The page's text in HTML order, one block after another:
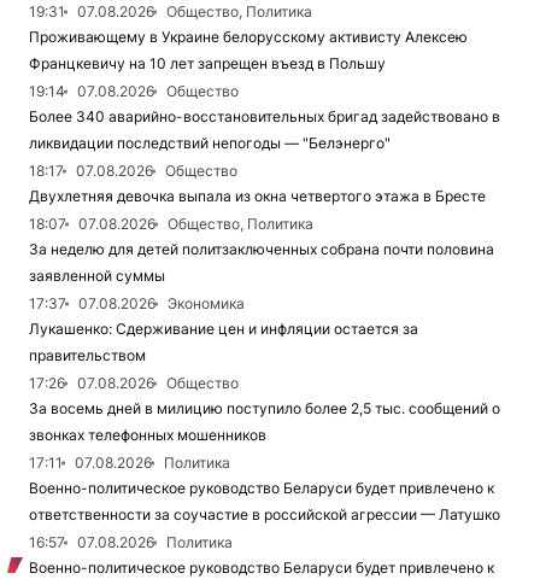
19:31
07.08.2026
Общество, Политика
Проживающему в Украине белорусскому активисту Алексею
Францкевичу на 10 лет запрещен въезд в Польшу
19:14
07.08.2026
Общество
Более 340 аварийно-восстановительных бригад задействовано в
ликвидации последствий непогоды — "Белэнерго"
18:17
07.08.2026
Общество
Двухлетняя девочка выпала из окна четвертого этажа в Бресте
18:07
07.08.2026
Общество, Политика
За неделю для детей политзаключенных собрана почти половина
заявленной суммы
17:37
07.08.2026
Экономика
Лукашенко: Сдерживание цен и инфляции остается за
правительством
17:26
07.08.2026
Общество
За восемь дней в милицию поступило более 2,5 тыс. сообщений о
звонках телефонных мошенников
17:11
07.08.2026
Политика
Военно-политическое руководство Беларуси будет привлечено к
ответственности за соучастие в российской агрессии — Латушко
16:57
07.08.2026
Политика
Военно-политическое руководство Беларуси будет привлечено к